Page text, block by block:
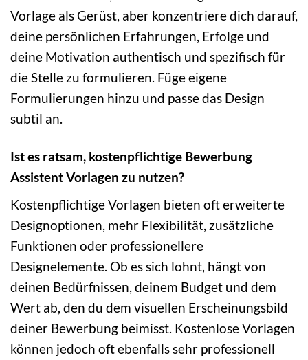
Vorlage als Gerüst, aber konzentriere dich darauf,
deine persönlichen Erfahrungen, Erfolge und
deine Motivation authentisch und spezifisch für
die Stelle zu formulieren. Füge eigene
Formulierungen hinzu und passe das Design
subtil an.
Ist es ratsam, kostenpflichtige Bewerbung
Assistent Vorlagen zu nutzen?
Kostenpflichtige Vorlagen bieten oft erweiterte
Designoptionen, mehr Flexibilität, zusätzliche
Funktionen oder professionellere
Designelemente. Ob es sich lohnt, hängt von
deinen Bedürfnissen, deinem Budget und dem
Wert ab, den du dem visuellen Erscheinungsbild
deiner Bewerbung beimisst. Kostenlose Vorlagen
können jedoch oft ebenfalls sehr professionell